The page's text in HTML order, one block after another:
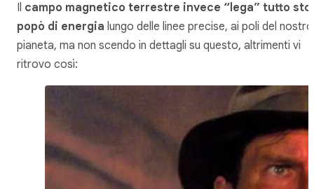
Il campo magnetico terrestre invece “lega” tutto sto
popò di energia lungo delle linee precise, ai poli del nostro
pianeta, ma non scendo in dettagli su questo, altrimenti vi
ritrovo così: